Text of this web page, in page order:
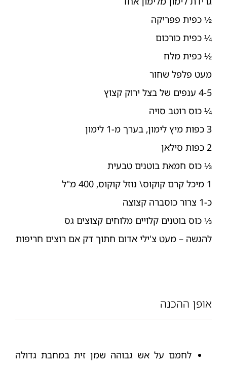
½ כפית פפריקה
¼ כפית כורכום
½ כפית מלח
מעט פלפל שחור
4-5 ענפים של בצל ירוק קצוץ
¼ כוס רוטב סויה
3 כפות מיץ לימון, בערך מ-1 לימון
2 כפות סילאן
⅓ כוס חמאת בוטנים טבעית
1 מיכל קרם קוקוס\ נוזל קוקוס, 400 מ"ל
כ-1 צרור כוסברה קצוצה
⅓ כוס בוטנים קלויים מלוחים קצוצים גס
להגשה – מעט צ'ילי אדום חתוך דק אם רוצים חריפות
אופן ההכנה
לחמם על אש גבוהה שמן זית במחבת גדולה